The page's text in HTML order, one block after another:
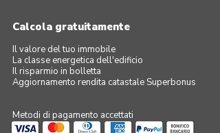
Calcola gratuitamente
Il valore del tuo immobile
La classe energetica dell'edificio
Il risparmio in bolletta
Aggiornamento rendita catastale Superbonus
Metodi di pagamento accettati